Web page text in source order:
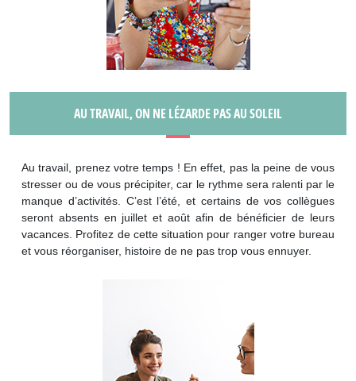
AU TRAVAIL, ON NE LÉZARDE PAS AU SOLEIL
Au travail, prenez votre temps ! En effet, pas la peine de vous
stresser ou de vous précipiter, car le rythme sera ralenti par le
manque d’activités. C’est l’été, et certains de vos collègues
seront absents en juillet et août afin de bénéficier de leurs
vacances. Profitez de cette situation pour ranger votre bureau
et vous réorganiser, histoire de ne pas trop vous ennuyer.